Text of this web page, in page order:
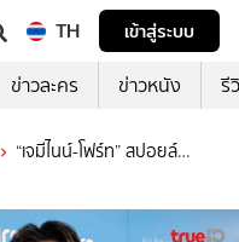
TH
เข้าสู่ระบบ
ข่าวละคร ข่าวหนัง รี
“เจมีไนน์-โฟร์ท” สปอยล์